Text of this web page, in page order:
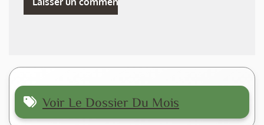
Voir Le Dossier Du Mois